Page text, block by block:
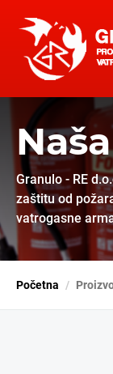
Granulo - RE
zaštitu od
vatrogasne
Početna